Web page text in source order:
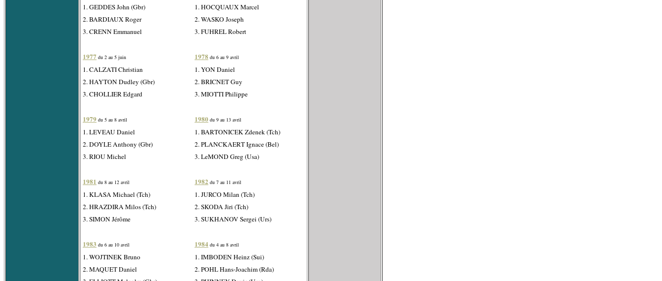
1. GEDDES John (Gbr)
2. BARDIAUX Roger
3. CRENN Emmanuel
1977 du 2 au 5 juin
1. CALZATI Christian
2. HAYTON Dudley (Gbr)
3. CHOLLIER Edgard
1979 du 5 au 8 avril
1. LEVEAU Daniel
2. DOYLE Anthony (Gbr)
3. RIOU Michel
1981 du 8 au 12 avril
1. KLASA Michael (Tch)
2. HRAZDIRA Milos (Tch)
3. SIMON Jérôme
1983 du 6 au 10 avril
1. WOJTINEK Bruno
2. MAQUET Daniel
1. HOCQUAUX Marcel
2. WASKO Joseph
3. FUHREL Robert
1978 du 6 au 9 avril
1. YON Daniel
2. BRICNET Guy
3. MIOTTI Philippe
1980 du 9 au 13 avril
1. BARTONICEK Zdenek (Tch)
2. PLANCKAERT Ignace (Bel)
3. LeMOND Greg (Usa)
1982 du 7 au 11 avril
1. JURCO Milan (Tch)
2. SKODA Jiri (Tch)
3. SUKHANOV Sergei (Urs)
1984 du 4 au 8 avril
1. IMBODEN Heinz (Sui)
2. POHL Hans-Joachim (Rda)